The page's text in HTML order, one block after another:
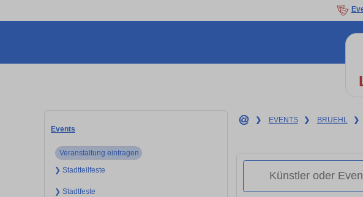
Events
Veranstaltung eintragen
❯ Stadtteilfeste
❯ Stadtfeste
❯ EVENTS ❯ BRUEHL ❯